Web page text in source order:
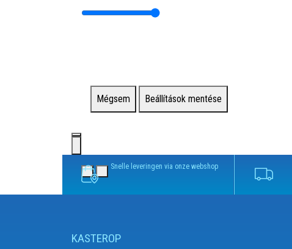
Mégsem Beállítások mentése
Snelle leveringen via onze webshop
KASTEROP